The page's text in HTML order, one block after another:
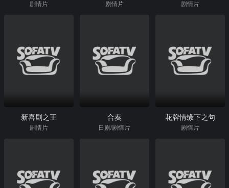
剧情片 剧情片 剧情片
新喜剧之王
剧情片
合奏
日剧/剧情片
花牌情缘下之句
剧情片